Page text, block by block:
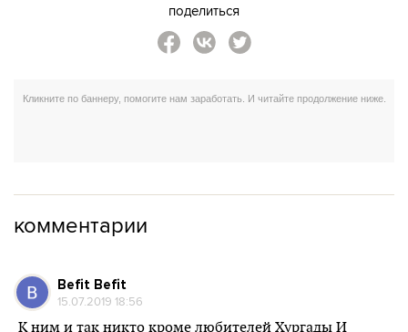
поделиться
комментарии
Befit Befit
15.07.2019 18:56
К ним и так никто кроме любителей Хургады И